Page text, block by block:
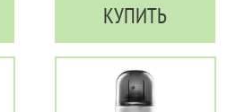
КУПИТЬ